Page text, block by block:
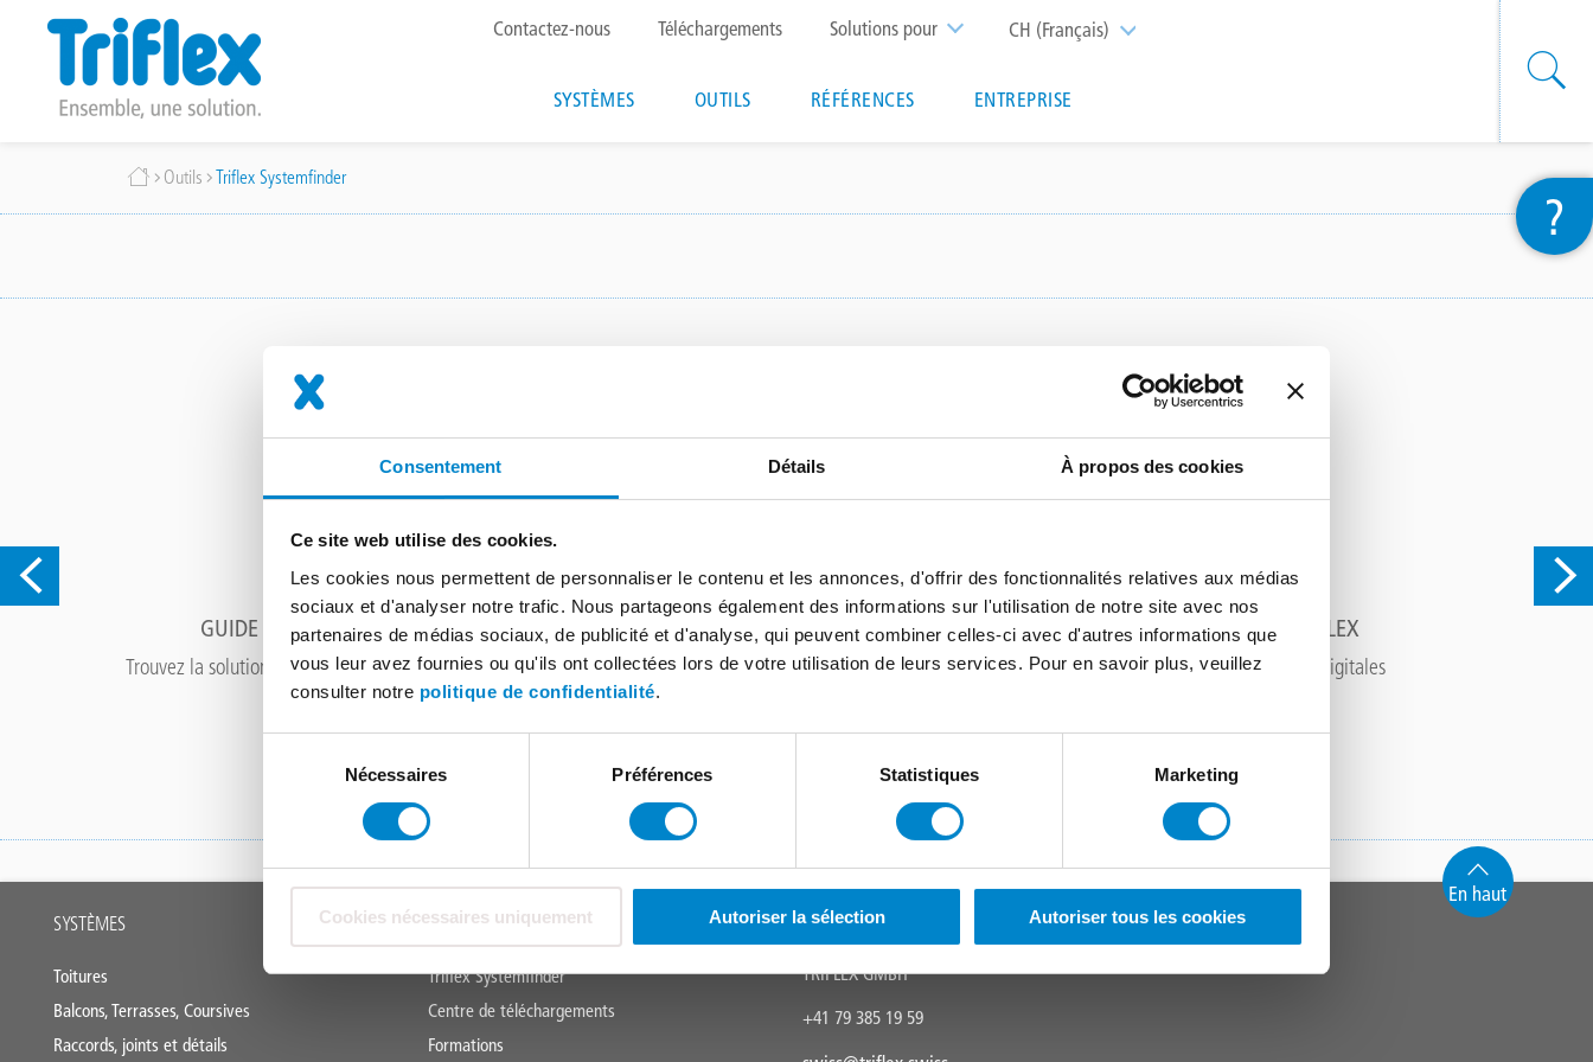
Consentement Détails À propos des cookies
Ce site web utilise des cookies.
Les cookies nous permettent de personnaliser le contenu et les annonces, d'offrir des fonctionnalités relatives aux médias
sociaux et d'analyser notre trafic. Nous partageons également des informations sur l'utilisation de notre site avec nos
partenaires de médias sociaux, de publicité et d'analyse, qui peuvent combiner celles-ci avec d'autres informations que
vous leur avez fournies ou qu'ils ont collectées lors de votre utilisation de leurs services. Pour en savoir plus, veuillez
consulter notre politique de confidentialité.
consentement
Nécessaires Préférences Statistiques Marketing
Cookies nécessaires uniquement Autoriser la sélection Autoriser tous les cookies
contenu
CH (Français) List additional actions
Solutions pour
Top
menu
Contactez-nous Téléchargements
Main
SYSTÈMES OUTILS RÉFÉRENCES ENTREPRISE
Fil
Outils Triflex Systemfinder
GUIDE DE SOLUTIONS TRIFLEX
Trouvez la solution d'étanchéité liquide la plus adaptée
à votre projet!
SCHULUNGEN UND SEMINARE APPLICATIONS TRIFLEX
Applications et solutions digitales
?
En haut
Main
footer
SYSTÈMES
Toitures
Balcons, Terrasses, Coursives
Raccords, joints et détails
OUTILS
Triflex Systemfinder
Centre de téléchargements
Formations
CONTACT
TRIFLEX GMBH
+41 79 385 19 59